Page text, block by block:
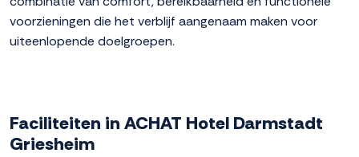
voorzieningen die het verblijf aangenaam maken voor
uiteenlopende doelgroepen.
Faciliteiten in ACHAT Hotel Darmstadt
Griesheim